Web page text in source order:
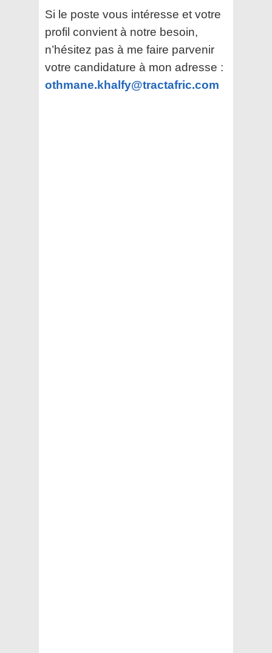
Si le poste vous intéresse et votre
profil convient à notre besoin,
n’hésitez pas à me faire parvenir
votre candidature à mon adresse :
othmane.khalfy@tractafric.com